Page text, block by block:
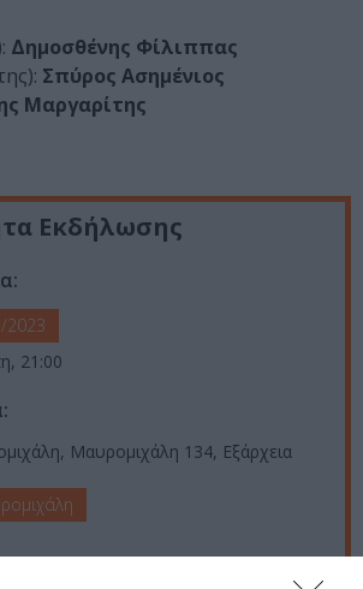
Δημοσθένης Φίλιππας
Σπύρος Ασημένιος
Μαργαρίτης
Εκδήλωσης
2023
21:00
Μαυρομιχάλη 134, Εξάρχεια